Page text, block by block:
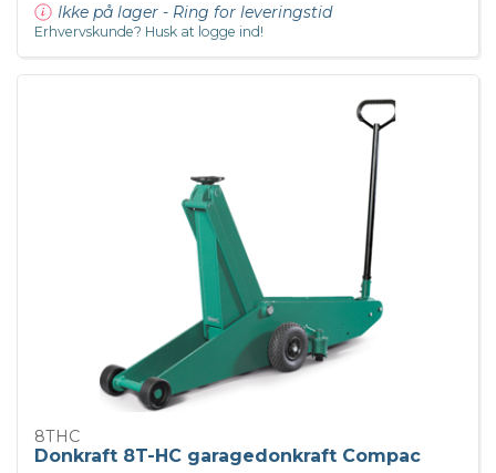
Ikke på lager - Ring for leveringstid
Erhvervskunde? Husk at logge ind!
8THC
Donkraft 8T-HC garagedonkraft Compac